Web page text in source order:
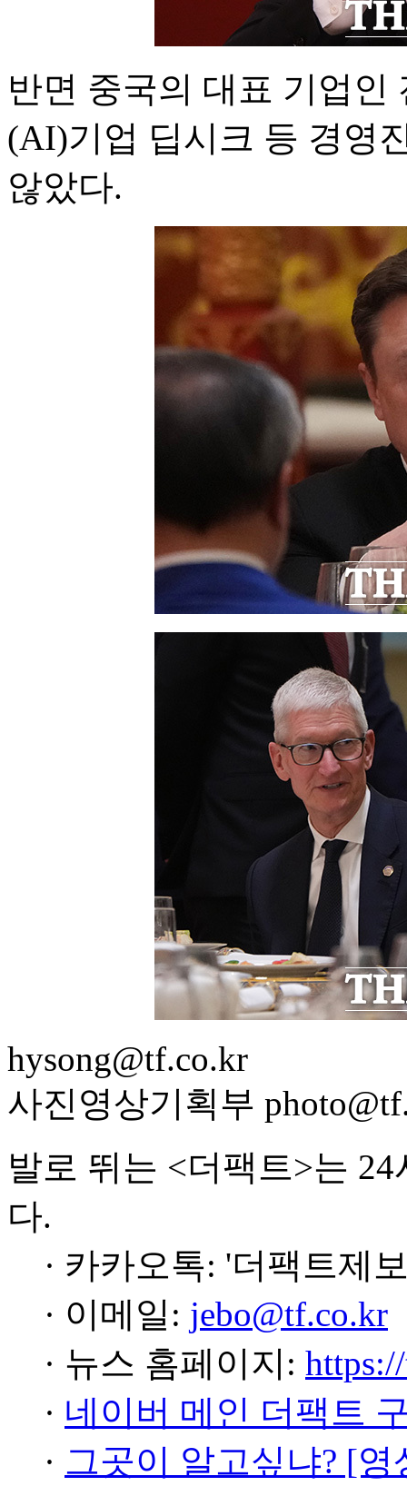
반면 중국의 대표 기업
(AI)기업 딥시크 등 경영
않았다.
hysong@tf.co.kr
사진영상기획부
발로 뛰는 <더팩트>는
다.
· 카카오톡: '더팩트제
· 이메일: jebo@tf.co.kr
· 뉴스 홈페이지:
· 네이버 메인 더팩트
· 그곳이 알고싶냐? [